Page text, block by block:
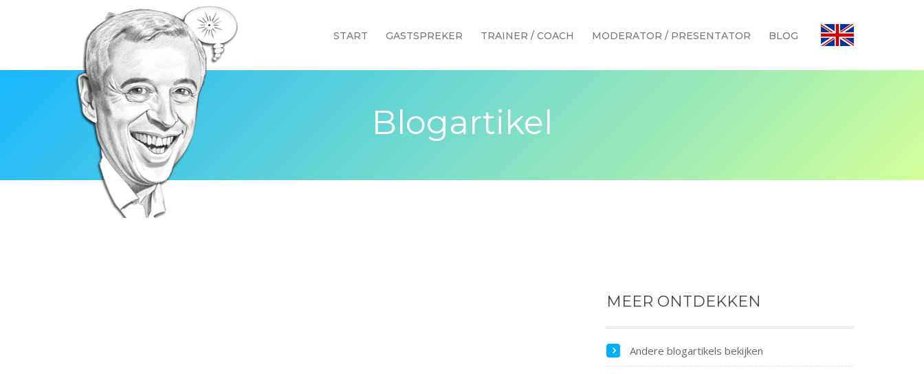
START GASTSPREKER TRAINER / COACH MODERATOR / PRESENTATOR BLOG
Blogartikel
MEER ONTDEKKEN
Andere blogartikels bekijken